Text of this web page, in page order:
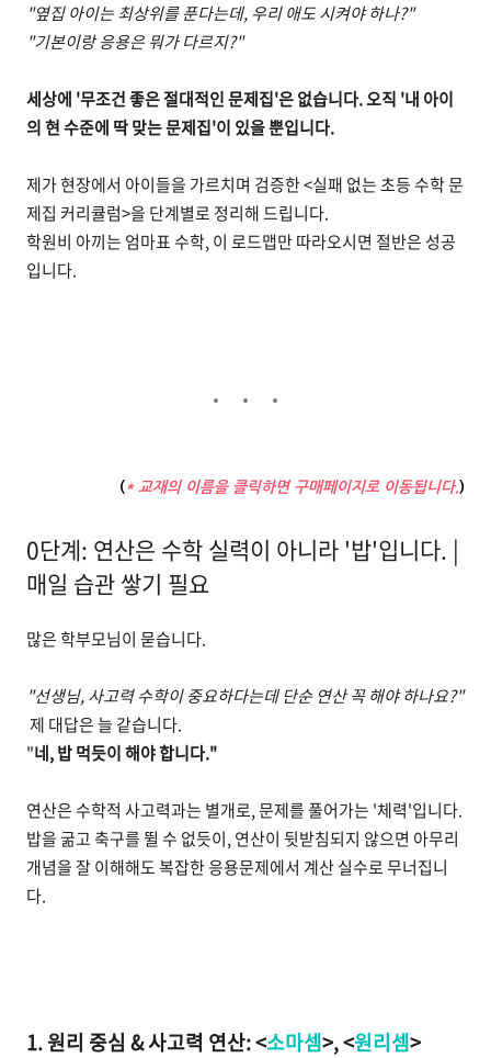
"옆집 아이는 최상위를 푼다는데, 우리 애도 시켜야 하나?"
"기본이랑 응용은 뭐가 다르지?"
세상에 '무조건 좋은 절대적인 문제집'은 없습니다. 오직 '내 아이
의 현 수준에 딱 맞는 문제집'이 있을 뿐입니다.
제가 현장에서 아이들을 가르치며 검증한 <실패 없는 초등 수학 문
제집 커리큘럼>을 단계별로 정리해 드립니다.
학원비 아끼는 엄마표 수학, 이 로드맵만 따라오시면 절반은 성공
입니다.
(* 교재의 이름을 클릭하면 구매페이지로 이동됩니다.)
0단계: 연산은 수학 실력이 아니라 '밥'입니다. |
매일 습관 쌓기 필요
많은 학부모님이 묻습니다.
"선생님, 사고력 수학이 중요하다는데 단순 연산 꼭 해야 하나요?"
제 대답은 늘 같습니다.
"네, 밥 먹듯이 해야 합니다."
연산은 수학적 사고력과는 별개로, 문제를 풀어가는 '체력'입니다.
밥을 굶고 축구를 뛸 수 없듯이, 연산이 뒷받침되지 않으면 아무리
개념을 잘 이해해도 복잡한 응용문제에서 계산 실수로 무너집니
다.
1. 원리 중심 & 사고력 연산: <소마셈>, <원리셈>